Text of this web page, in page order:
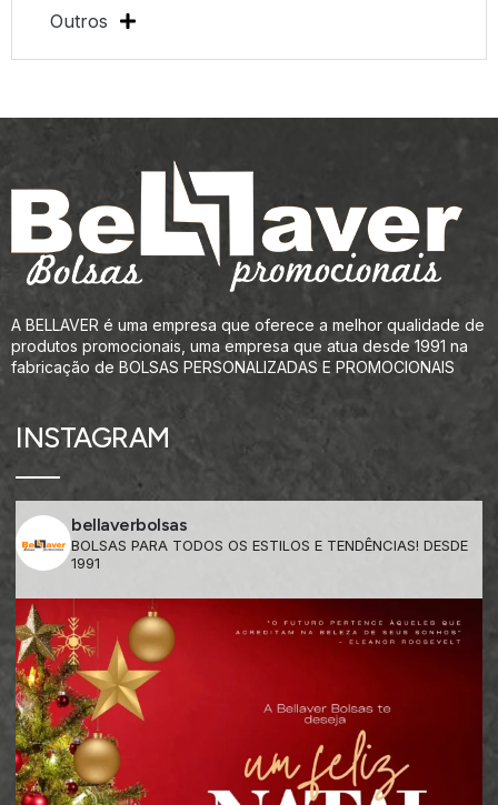
Outros
A BELLAVER é uma empresa que oferece a melhor qualidade de
produtos promocionais, uma empresa que atua desde 1991 na
fabricação de BOLSAS PERSONALIZADAS E PROMOCIONAIS
INSTAGRAM
bellaverbolsas
BOLSAS PARA TODOS OS ESTILOS E TENDÊNCIAS! DESDE
1991